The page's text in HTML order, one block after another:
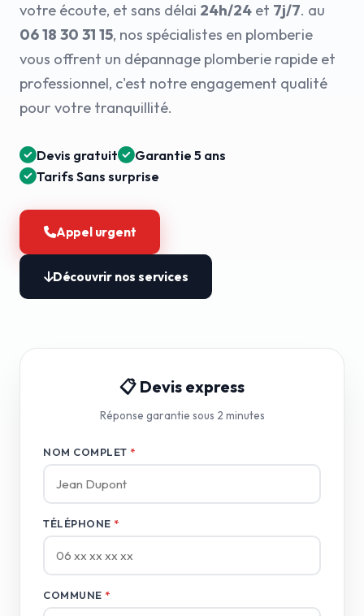
votre écoute, et sans délai 24h/24 et 7j/7. au
06 18 30 31 15, nos spécialistes en plomberie
vous offrent un dépannage plomberie rapide et
professionnel, c'est notre engagement qualité
pour votre tranquillité.
Devis gratuit
Garantie 5 ans
Tarifs Sans surprise
Appel urgent
Découvrir nos services
📋 Devis express
Réponse garantie sous 2 minutes
NOM COMPLET *
TÉLÉPHONE *
COMMUNE *